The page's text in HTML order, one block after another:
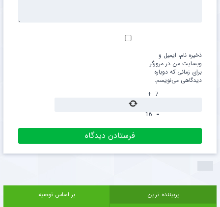
ذخیره نام، ایمیل و
وبسایت من در مرورگر
برای زمانی که دوباره
دیدگاهی می‌نویسم.
7
+
=
16
پربیننده ترین
بر اساس توصیه